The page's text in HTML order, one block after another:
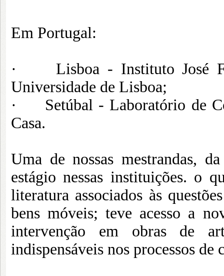
Em Portugal:
· Lisboa - Instituto José
Universidade de Lisboa;
· Setúbal - Laboratório de
Casa.
Uma de nossas mestrandas,
estágio nessas instituições. o
literatura associados às
bens móveis; teve acesso a
intervenção em obras de
indispensáveis nos processos de